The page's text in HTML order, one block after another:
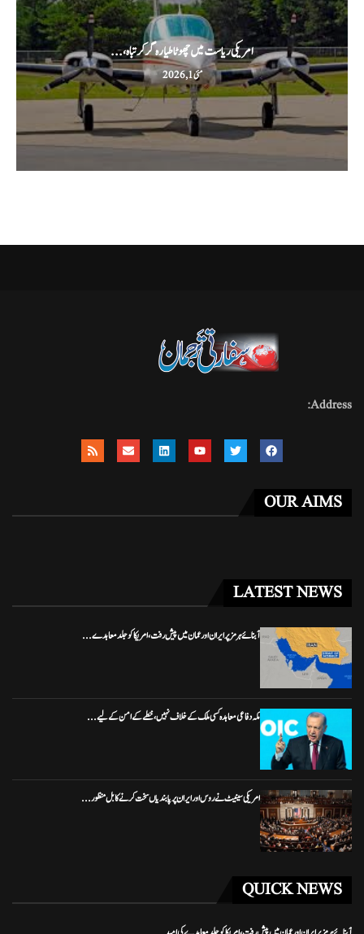
امریکی ریاست میں چھوٹا طیارہ گر کر تباہ،...
مئی 1, 2026
Address:
OUR AIMS
LATEST NEWS
آبنائے ہرمز پر ایران اور عمان میں پیش رفت، امریکا کو جلد معاہدے...
مکہ دفاعی معاہدہ کسی ملک کے خلاف نہیں، خطے کے امن کے لیے...
امریکی سینیٹ نے روس اور ایران پر پابندیاں سخت کرنے کا بل منظور...
QUICK NEWS